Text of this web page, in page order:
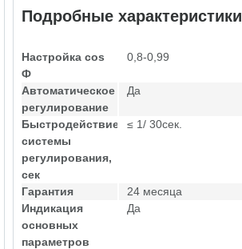
Подробные характеристики
Настройка cos
Ф
0,8-0,99
Автоматическое
регулирование
Да
Быстродействие
системы
регулирования,
сек
≤ 1/ 30сек.
Гарантия
24 месяца
Индикация
основных
параметров
Да